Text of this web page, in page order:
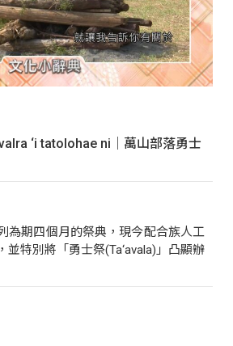
‘i tatolohae ni｜萬山部落勇士
為期四個月的祭典，現今配合族人工
並特別將「勇士祭(Ta‘avala)」凸顯辦